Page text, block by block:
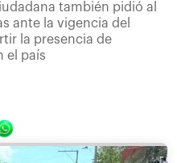
también pidió al
ante la vigencia del
la presencia de
el país